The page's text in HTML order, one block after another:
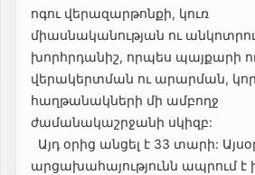
ոգու վերազարթոնքի, կուռ
միասնականության ու
խորհրդանիշ, որպես պայքարի
վերակերտման ու արարման,
հաղթանակների մի ամբողջ
ժամանակաշրջանի սկիզբ:
Այդ օրից անցել է 33 տարի:
արցախահայությունն ապրում է